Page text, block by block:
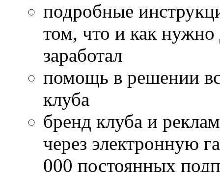
подробные
том, что и как нужно
заработал
помощь в решении
клуба
бренд клуба и
через электронную
000 постоянных